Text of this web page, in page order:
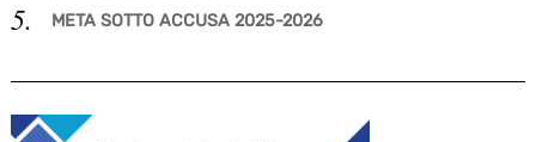
META SOTTO ACCUSA 2025-2026